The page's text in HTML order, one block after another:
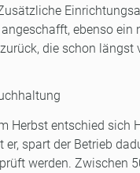
ebenso ein
die schon längst
Herbst entschied sich
spart der Betrieb
werden. Zwischen